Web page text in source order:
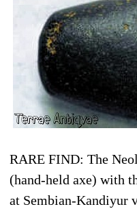
RARE FIND: The
(hand-held axe) with
at Sembian-Kandiyur